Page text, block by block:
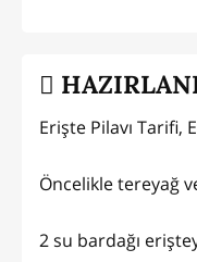
Erişte Pilavı Tarifi,
Öncelikle tereyağ
2 su bardağı